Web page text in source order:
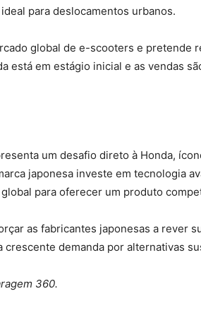
para deslocamentos urbanos.
global de e-scooters e pretende
está em estágio inicial e as vendas
um desafio direto à Honda,
japonesa investe em tecnologia
para oferecer um produto
as fabricantes japonesas a rever
crescente demanda por alternativas
360.